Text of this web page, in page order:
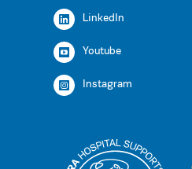
LinkedIn
Youtube
Instagram